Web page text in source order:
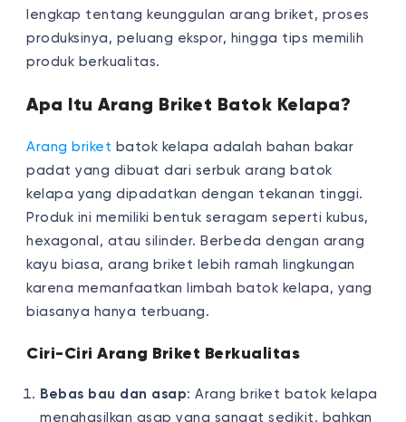
lengkap tentang keunggulan arang briket, proses
produksinya, peluang ekspor, hingga tips memilih
produk berkualitas.
Apa Itu Arang Briket Batok Kelapa?
Arang briket batok kelapa adalah bahan bakar
padat yang dibuat dari serbuk arang batok
kelapa yang dipadatkan dengan tekanan tinggi.
Produk ini memiliki bentuk seragam seperti kubus,
hexagonal, atau silinder. Berbeda dengan arang
kayu biasa, arang briket lebih ramah lingkungan
karena memanfaatkan limbah batok kelapa, yang
biasanya hanya terbuang.
Ciri-Ciri Arang Briket Berkualitas
Bebas bau dan asap: Arang briket batok kelapa
menghasilkan asap yang sangat sedikit, bahkan